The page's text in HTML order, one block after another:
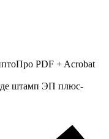
PDF + Acrobat
штамп ЭП плюс-